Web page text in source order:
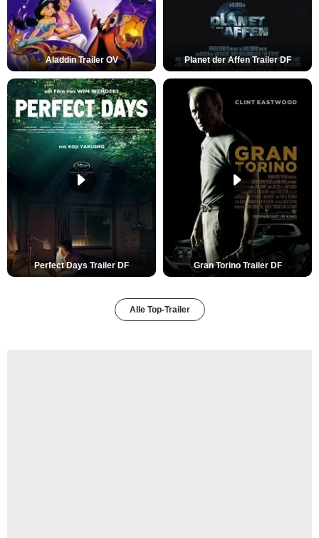
Aladdin Trailer OV Planet der Affen Trailer DF
Perfect Days Trailer DF Gran Torino Trailer DF
Alle Top-Trailer